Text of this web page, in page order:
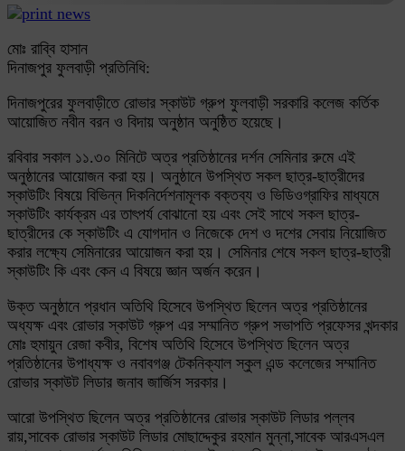
মোঃ রাব্বি হাসান
দিনাজপুর ফুলবাড়ী প্রতিনিধি:
দিনাজপুরের ফুলবাড়ীতে রোভার স্কাউট গ্রুপ ফুলবাড়ী সরকারি কলেজ কর্তিক
আয়োজিত নবীন বরন ও বিদায় অনুষ্ঠান অনুষ্ঠিত হয়েছে।
রবিবার সকাল ১১.৩০ মিনিটে অত্র প্রতিষ্ঠানের দর্শন সেমিনার রুমে এই
অনুষ্ঠানের আয়োজন করা হয়। অনুষ্ঠানে উপস্থিত সকল ছাত্র-ছাত্রীদের
স্কাউটিং বিষয়ে বিভিন্ন দিকনির্দেশনামূলক বক্তব্য ও ভিডিওগ্রাফির মাধ্যমে
স্কাউটিং কার্যক্রম এর তাৎপর্য বোঝানো হয় এবং সেই সাথে সকল ছাত্র-
ছাত্রীদের কে স্কাউটিং এ যোগদান ও নিজেকে দেশ ও দশের সেবায় নিয়োজিত
করার লক্ষ্যে সেমিনারের আয়োজন করা হয়। সেমিনার শেষে সকল ছাত্র-ছাত্রী
স্কাউটিং কি এবং কেন এ বিষয়ে জ্ঞান অর্জন করেন।
উক্ত অনুষ্ঠানে প্রধান অতিথি হিসেবে উপস্থিত ছিলেন অত্র প্রতিষ্ঠানের
অধ্যক্ষ এবং রোভার স্কাউট গ্রুপ এর সম্মানিত গ্রুপ সভাপতি প্রফেসর খন্দকার
মোঃ হুমায়ুন রেজা কবীর, বিশেষ অতিথি হিসেবে উপস্থিত ছিলেন অত্র
প্রতিষ্ঠানের উপাধ্যক্ষ ও নবাবগঞ্জ টেকনিক্যাল স্কুল এন্ড কলেজের সম্মানিত
রোভার স্কাউট লিডার জনাব জার্জিস সরকার।
আরো উপস্থিত ছিলেন অত্র প্রতিষ্ঠানের রোভার স্কাউট লিডার পল্লব
রায়,সাবেক রোভার স্কাউট লিডার মোছাদ্দেকুর রহমান মুন্না,সাবেক আরএসএল